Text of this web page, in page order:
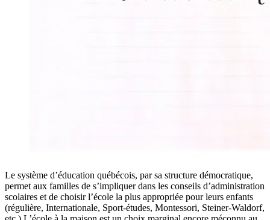
Le système d’éducation québécois, par sa structure démocratique,
permet aux familles de s’impliquer dans les conseils d’administration
scolaires et de choisir l’école la plus appropriée pour leurs enfants
(régulière, Internationale, Sport-études, Montessori, Steiner-Waldorf,